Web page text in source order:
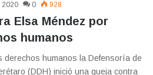
2020 0 928
Elsa Méndez por
humanos
derechos humanos la Defensoría de
(DDH) inició una queja contra